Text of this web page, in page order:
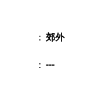
： 郊外
： ---